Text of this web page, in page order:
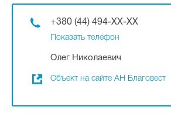
+380 (44) 494-XX-XX
Показать телефон
Олег Николаевич
Объект на сайте АН Благовест